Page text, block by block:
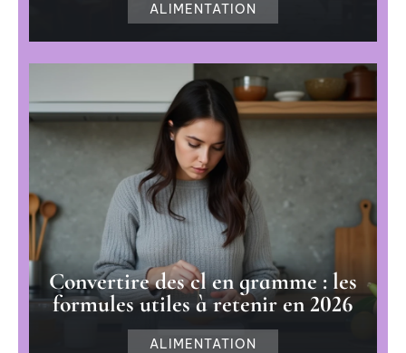
ALIMENTATION
Convertire des cl en gramme : les
formules utiles à retenir en 2026
ALIMENTATION